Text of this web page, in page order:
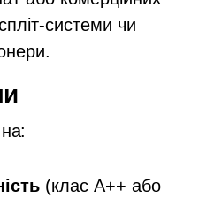
системи чи
(клас A++ або